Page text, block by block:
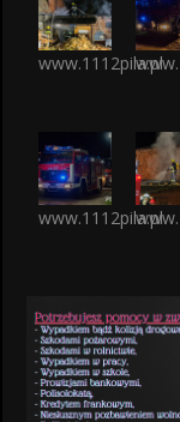
www.1112pila.pl
www.1112pila.pl